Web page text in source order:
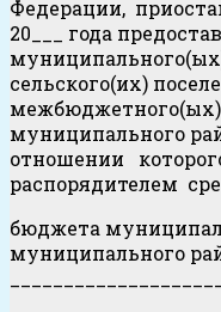
Федерации,
20___ года
сельского(их)
муниципального
отношении
распорядителем
бюджета
муниципального